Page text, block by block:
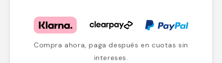
Compra ahora, paga después en cuotas sin
intereses.